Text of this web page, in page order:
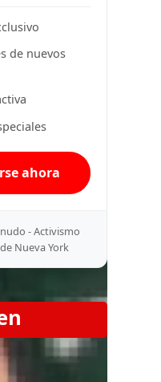
de nuevos
ahora
- Activismo
Nueva York